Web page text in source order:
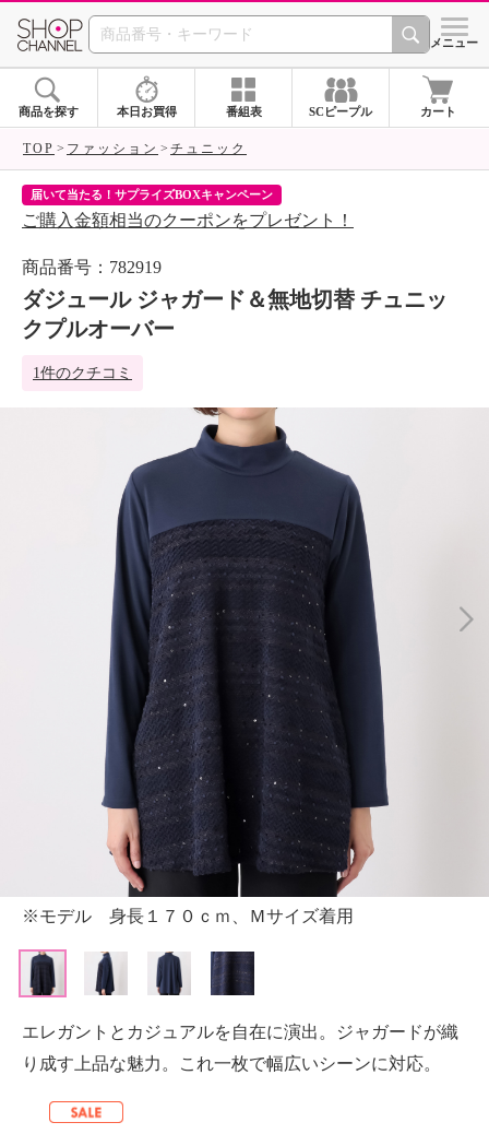
SHOP CHANNEL シメニュー
商品を探す 本日お買得 番組表 SCピープル カート
TOP ファッション チュニック
届いて当たる！サプライズBOXキャンペーン
ご購入金額相当のクーポンをプレゼント！
商品番号：782919
ダジュール ジャガード＆無地切替 チュニッ
クプルオーバー
1件のクチコミ
※モデル 身長１７０ｃｍ、Ｍサイズ着用
エレガントとカジュアルを自在に演出。ジャガードが織
り成す上品な魅力。これ一枚で幅広いシーンに対応。